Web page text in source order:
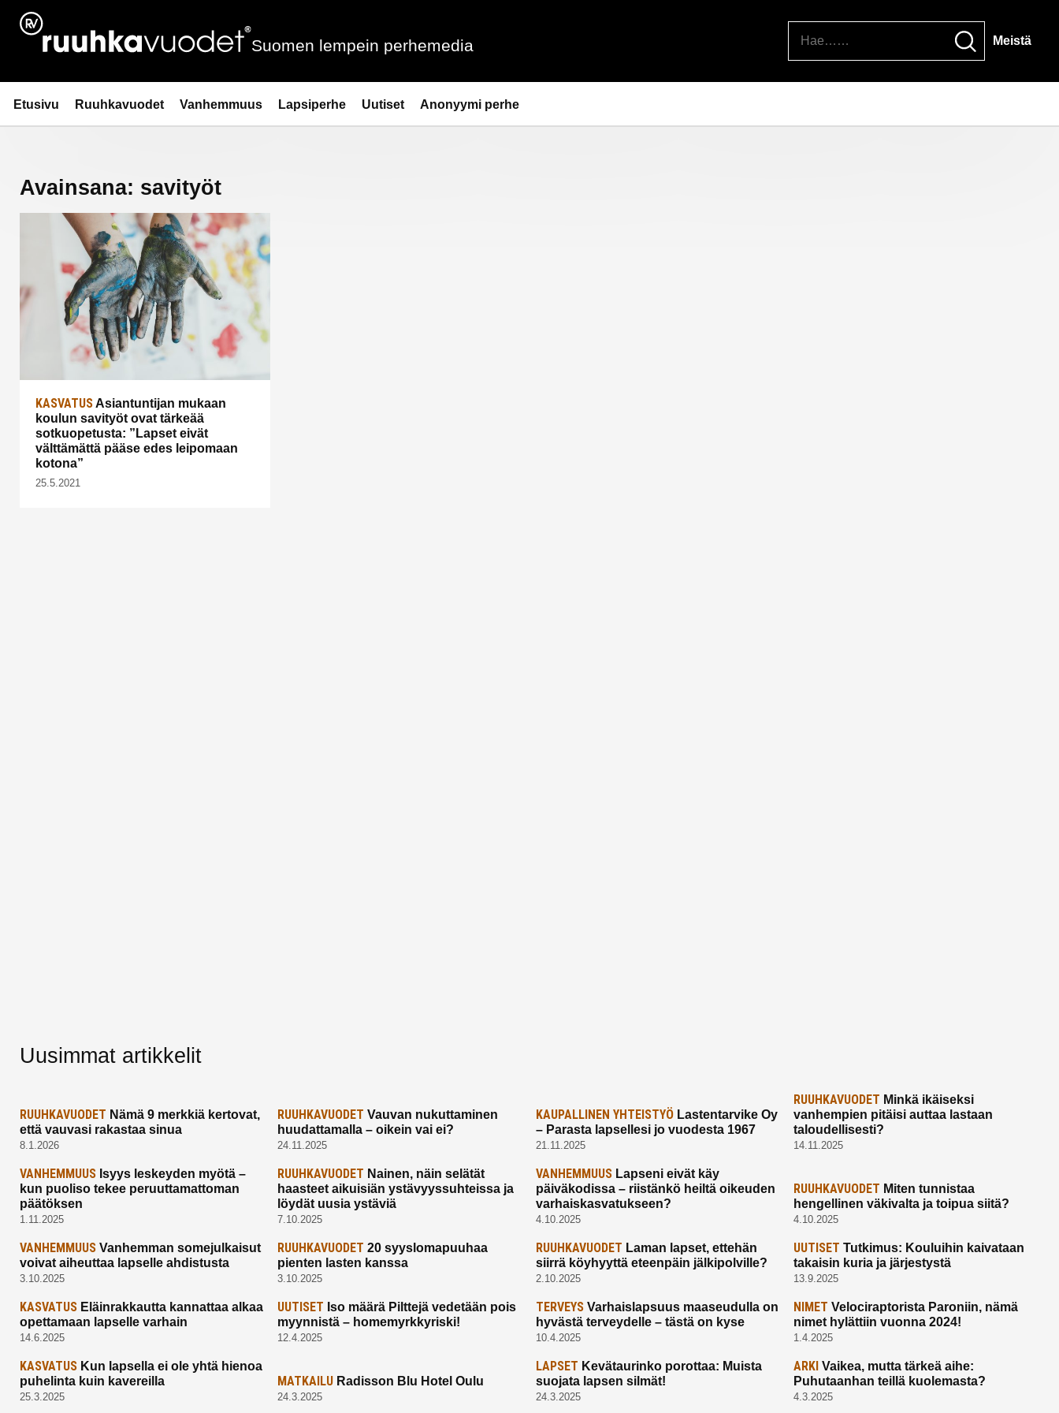
Siirry
sisältöön
Ruuhkavuodet.fi
Suomen lempein perhemedia Meistä
Etusivu Ruuhkavuodet Vanhemmuus Lapsiperhe Uutiset Anonyymi perhe
Avainsana: savityöt
KASVATUSAsiantuntijan mukaan
koulun savityöt ovat tärkeää
sotkuopetusta: ”Lapset eivät
välttämättä pääse edes leipomaan
kotona”
25.5.2021
Uusimmat artikkelit
RUUHKAVUODET Nämä 9 merkkiä kertovat,
että vauvasi rakastaa sinua
8.1.2026
RUUHKAVUODET Vauvan nukuttaminen
huudattamalla – oikein vai ei?
24.11.2025
KAUPALLINEN YHTEISTYÖLastentarvike Oy
– Parasta lapsellesi jo vuodesta 1967
21.11.2025
RUUHKAVUODET Minkä ikäiseksi
vanhempien pitäisi auttaa lastaan
taloudellisesti?
14.11.2025
VANHEMMUUS Isyys leskeyden myötä –
kun puoliso tekee peruuttamattoman
päätöksen
1.11.2025
RUUHKAVUODET Nainen, näin selätät
haasteet aikuisiän ystävyyssuhteissa ja
löydät uusia ystäviä
7.10.2025
VANHEMMUUSLapseni eivät käy
päiväkodissa – riistänkö heiltä oikeuden
varhaiskasvatukseen?
4.10.2025
RUUHKAVUODET Miten tunnistaa
hengellinen väkivalta ja toipua siitä?
4.10.2025
VANHEMMUUS Vanhemman somejulkaisut
voivat aiheuttaa lapselle ahdistusta
3.10.2025
RUUHKAVUODET 20 syyslomapuuhaa
pienten lasten kanssa
3.10.2025
RUUHKAVUODET Laman lapset, ettehän
siirrä köyhyyttä eteenpäin jälkipolville?
2.10.2025
UUTISET Tutkimus: Kouluihin kaivataan
takaisin kuria ja järjestystä
13.9.2025
KASVATUS Eläinrakkautta kannattaa alkaa
opettamaan lapselle varhain
14.6.2025
UUTISET Iso määrä Pilttejä vedetään pois
myynnistä – homemyrkkyriski!
12.4.2025
TERVEYSVarhaislapsuus maaseudulla on
hyvästä terveydelle – tästä on kyse
10.4.2025
NIMET Velociraptorista Paroniin, nämä
nimet hylättiin vuonna 2024!
1.4.2025
KASVATUS Kun lapsella ei ole yhtä hienoa
puhelinta kuin kavereilla
25.3.2025
MATKAILU Radisson Blu Hotel Oulu
24.3.2025
LAPSET Kevätaurinko porottaa: Muista
suojata lapsen silmät!
24.3.2025
ARKI Vaikea, mutta tärkeä aihe:
Puhutaanhan teillä kuolemasta?
4.3.2025